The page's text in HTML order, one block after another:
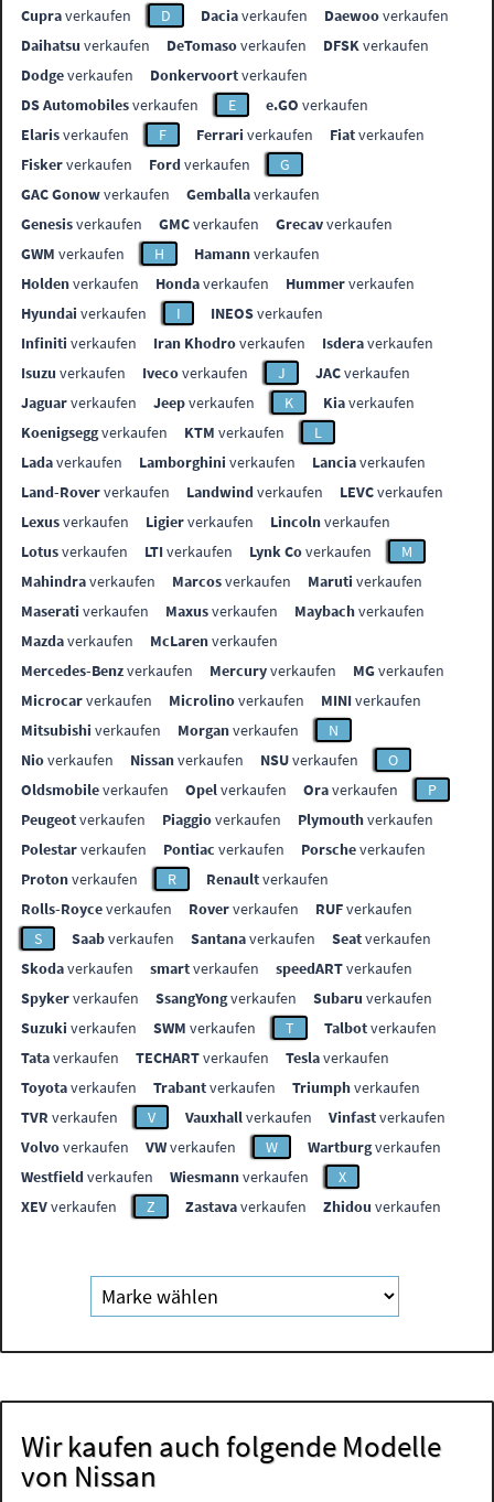
Cupraverkaufen D Daciaverkaufen Daewooverkaufen
Daihatsu verkaufen DeTomasoverkaufen DFSKverkaufen
Dodgeverkaufen Donkervoortverkaufen
DS Automobilesverkaufen E e.GO verkaufen
Elarisverkaufen F Ferrari verkaufen Fiatverkaufen
Fiskerverkaufen Fordverkaufen
G
GAC Gonowverkaufen Gemballaverkaufen
Genesisverkaufen GMCverkaufen Grecavverkaufen
GWM verkaufen H Hamannverkaufen
Holdenverkaufen Hondaverkaufen Hummerverkaufen
Hyundai verkaufen I INEOSverkaufen
Infiniti verkaufen Iran Khodroverkaufen Isderaverkaufen
Isuzu verkaufen Ivecoverkaufen J JACverkaufen
Jaguarverkaufen Jeepverkaufen K Kiaverkaufen
Koenigseggverkaufen KTM verkaufen
L
Ladaverkaufen Lamborghini verkaufen Lanciaverkaufen
Land-Roververkaufen Landwindverkaufen LEVCverkaufen
Lexusverkaufen Ligierverkaufen Lincolnverkaufen
Lotusverkaufen LTIverkaufen Lynk Coverkaufen
M
Mahindraverkaufen Marcosverkaufen Maruti verkaufen
Maserati verkaufen Maxusverkaufen Maybachverkaufen
Mazdaverkaufen McLarenverkaufen
Mercedes-Benzverkaufen Mercuryverkaufen MGverkaufen
Microcarverkaufen Microlinoverkaufen MINIverkaufen
Mitsubishi verkaufen Morganverkaufen
N
Nioverkaufen Nissanverkaufen NSUverkaufen
O
Oldsmobileverkaufen Opelverkaufen Oraverkaufen
P
Peugeotverkaufen Piaggioverkaufen Plymouthverkaufen
Polestarverkaufen Pontiac verkaufen Porscheverkaufen
Protonverkaufen R Renaultverkaufen
Rolls-Royceverkaufen Roververkaufen RUFverkaufen
S
Saabverkaufen Santanaverkaufen Seatverkaufen
Skodaverkaufen smartverkaufen speedARTverkaufen
Spykerverkaufen SsangYongverkaufen Subaru verkaufen
Suzuki verkaufen SWM verkaufen T Talbotverkaufen
Tataverkaufen TECHARTverkaufen Teslaverkaufen
Toyotaverkaufen Trabantverkaufen Triumphverkaufen
TVR verkaufen V Vauxhallverkaufen Vinfastverkaufen
Volvoverkaufen VWverkaufen W Wartburgverkaufen
Westfieldverkaufen Wiesmannverkaufen
X
XEVverkaufen Z Zastavaverkaufen Zhidou verkaufen
Wir kaufen auch folgende Modelle
von Nissan